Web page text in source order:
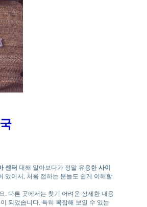
센터 대해 알아보다가 정말 유용한 사이
있어서, 처음 접하는 분들도 쉽게 이해할
. 다른 곳에서는 찾기 어려운 상세한 내용
되었습니다. 특히 복잡해 보일 수 있는